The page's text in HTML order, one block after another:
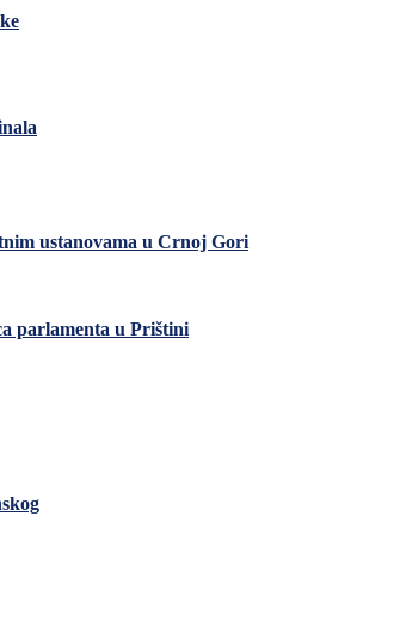
ustanovama u Crnoj Gori
parlamenta u Prištini